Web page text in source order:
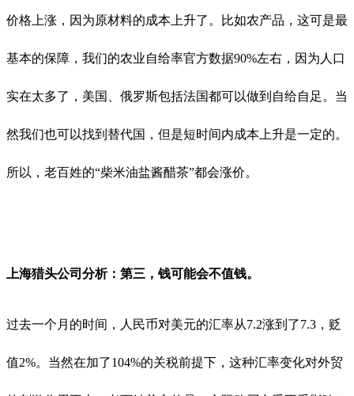
价格上涨，因为原材料的成本上升了。比如农产品，这可是最
基本的保障，我们的农业自给率官方数据90%左右，因为人口
实在太多了，美国、俄罗斯包括法国都可以做到自给自足。当
然我们也可以找到替代国，但是短时间内成本上升是一定的。
所以，老百姓的“柴米油盐酱醋茶”都会涨价。
上海猎头公司分析： 第三，钱可能会不值钱。
过去一个月的时间，人民币对美元的汇率从7.2涨到了7.3，贬
值2%。当然在加了104%的关税前提下，这种汇率变化对外贸